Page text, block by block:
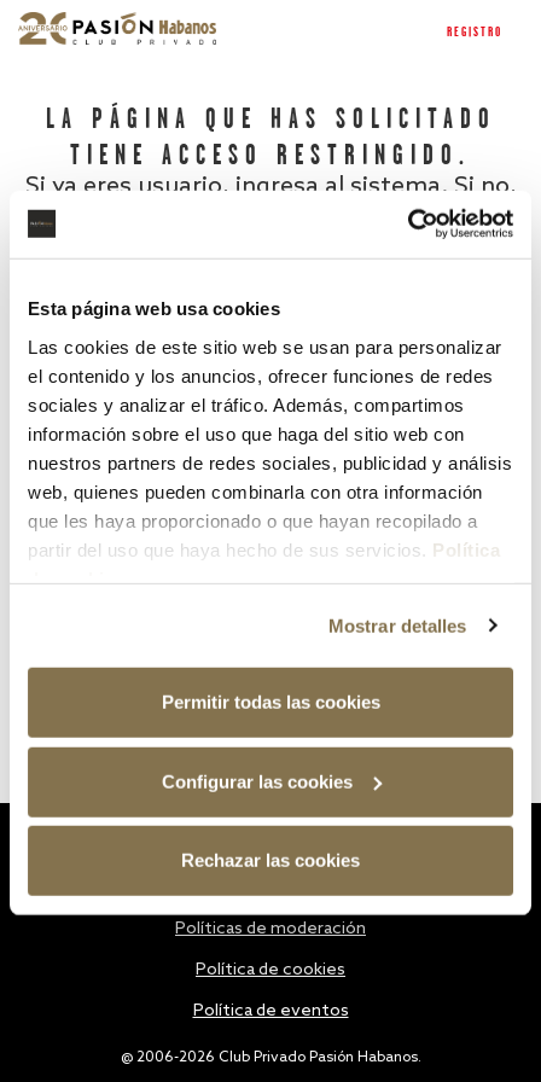
Esta página web usa cookies
Las cookies de este sitio web se usan para personalizar
el contenido y los anuncios, ofrecer funciones de redes
sociales y analizar el tráfico. Además, compartimos
información sobre el uso que haga del sitio web con
nuestros partners de redes sociales, publicidad y análisis
web, quienes pueden combinarla con otra información
que les haya proporcionado o que hayan recopilado a
partir del uso que haya hecho de sus servicios. Política
Mostrar detalles
Permitir todas las cookies
Configurar las cookies
Rechazar las cookies
REGISTRO
LA PÁGINA QUE HAS SOLICITADO
TIENE ACCESO RESTRINGIDO.
Si ya eres usuario, ingresa al sistema. Si no,
¿Has olvidado tu contraseña?
@ 2006-2026 Club Privado Pasión Habanos.
Políticas de moderación
Política de cookies
Política de eventos